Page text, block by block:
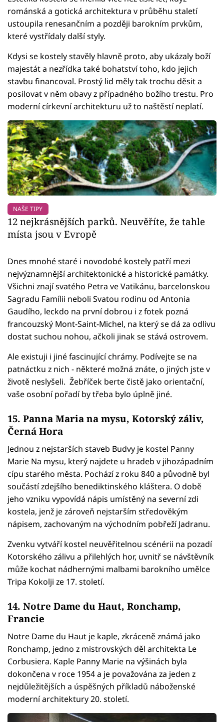
románská a gotická architektura v průběhu staletí
ustoupila renesančním a později barokním prvkům,
které vystřídaly další styly.
Kdysi se kostely stavěly hlavně proto, aby ukázaly boží
majestát a nezřídka také bohatství toho, kdo jejich
stavbu financoval. Prostý lid měly tak trochu děsit a
posilovat v něm obavy z případného božího trestu. Pro
moderní církevní architekturu už to naštěstí neplatí.
NAŠE TIPY
12 nejkrásnějších parků. Neuvěříte, že tahle
místa jsou v Evropě
Dnes mnohé staré i novodobé kostely patří mezi
nejvýznamnější architektonické a historické památky.
Všichni znají svatého Petra ve Vatikánu, barcelonskou
Sagradu Famílii neboli Svatou rodinu od Antonia
Gaudího, leckdo na první dobrou i z fotek pozná
francouzský Mont-Saint-Michel, na který se dá za odlivu
dostat suchou nohou, ačkoli jinak se stává ostrovem.
Ale existuji i jiné fascinující chrámy. Podívejte se na
patnáctku z nich - některé možná znáte, o jiných jste v
životě neslyšeli. Žebříček berte čistě jako orientační,
vaše osobní pořadí by třeba bylo úplně jiné.
15. Panna Maria na mysu, Kotorský záliv,
Černá Hora
Jednou z nejstarších staveb Budvy je kostel Panny
Marie Na mysu, který najdete u hradeb v jihozápadním
cípu starého města. Pochází z roku 840 a původně byl
součástí zdejšího benediktinského kláštera. O době
jeho vzniku vypovídá nápis umístěný na severní zdi
kostela, jenž je zároveň nejstarším středověkým
nápisem, zachovaným na východním pobřeží Jadranu.
Zvenku vytváří kostel neuvěřitelnou scénérii na pozadí
Kotorského zálivu a přilehlých hor, uvnitř se návštěvník
může kochat nádhernými malbami barokního umělce
Tripa Kokolji ze 17. století.
14. Notre Dame du Haut, Ronchamp,
Francie
Notre Dame du Haut je kaple, zkráceně známá jako
Ronchamp, jedno z mistrovských děl architekta Le
Corbusiera. Kaple Panny Marie na výšinách byla
dokončena v roce 1954 a je považována za jeden z
nejdůležitějších a úspěšných příkladů náboženské
moderní architektury 20. století.